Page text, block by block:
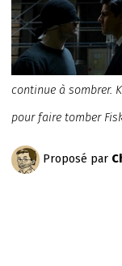
continue à sombrer.
pour faire tomber
Proposé par